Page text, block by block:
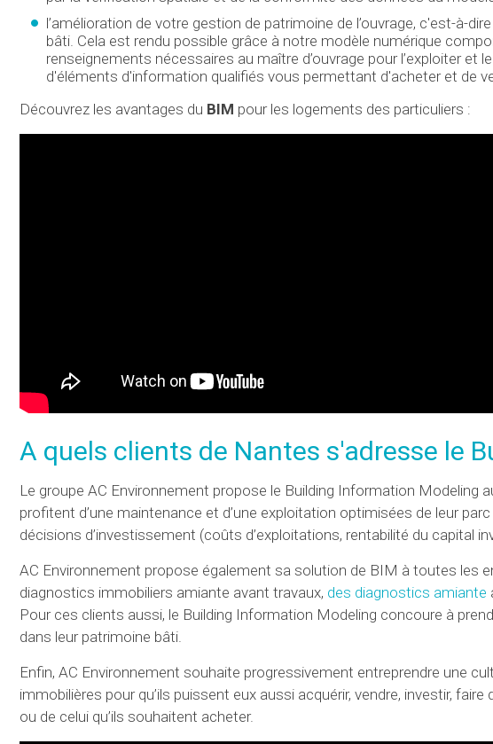
l’amélioration de votre gestion de patrimoine de l’ouvrage, c'est-à-
bâti. Cela est rendu possible grâce à notre modèle numérique
renseignements nécessaires au maître d’ouvrage pour l’exploiter
d'éléments d'information qualifiés vous permettant d'acheter et de
Découvrez les avantages du BIM pour les logements des particuliers :
A quels clients de Nantes s'adresse le
Le groupe AC Environnement propose le Building Information Modeling
profitent d’une maintenance et d’une exploitation optimisées de leur
décisions d’investissement (coûts d’exploitations, rentabilité du capital
AC Environnement propose également sa solution de BIM à toutes les
diagnostics immobiliers amiante avant travaux, des diagnostics amiante
Pour ces clients aussi, le Building Information Modeling concoure à
dans leur patrimoine bâti.
Enfin, AC Environnement souhaite progressivement entreprendre une
immobilières pour qu’ils puissent eux aussi acquérir, vendre, investir,
ou de celui qu’ils souhaitent acheter.